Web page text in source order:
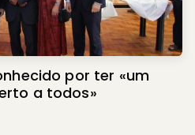
por ter «um
a todos»